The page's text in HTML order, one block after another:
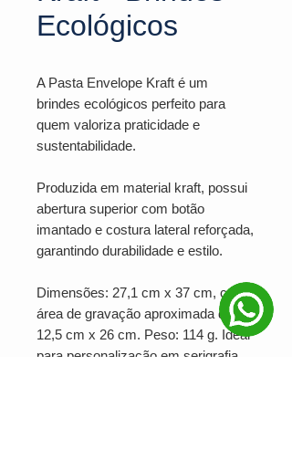
Ecológicos
A Pasta Envelope Kraft é um
brindes ecológicos perfeito para
quem valoriza praticidade e
sustentabilidade.
Produzida em material kraft, possui
abertura superior com botão
imantado e costura lateral reforçada,
garantindo durabilidade e estilo.
Dimensões: 27,1 cm x 37 cm, com
área de gravação aproximada de
12,5 cm x 26 cm. Peso: 114 g. Ideal
para personalização em serigrafia,